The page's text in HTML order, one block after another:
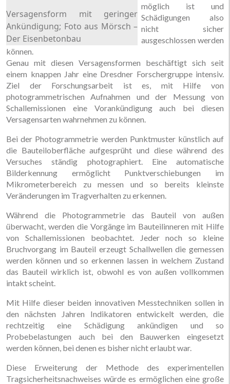
Versagensform mit geringer
Ankündigung; Foto aus Mörsch –
Der Eisenbetonbau
möglich ist und
Schädigungen also
nicht sicher
ausgeschlossen werden
können.
Genau mit diesen Versagensformen beschäftigt sich seit
einem knappen Jahr eine Dresdner Forschergruppe intensiv.
Ziel der Forschungsarbeit ist es, mit Hilfe von
photogrammetrischen Aufnahmen und der Messung von
Schallemissionen eine Vorankündigung auch bei diesen
Versagensarten wahrnehmen zu können.
Bei der Photogrammetrie werden Punktmuster künstlich auf
die Bauteiloberfläche aufgesprüht und diese während des
Versuches ständig photographiert. Eine automatische
Bilderkennung ermöglicht Punktverschiebungen im
Mikrometerbereich zu messen und so bereits kleinste
Veränderungen im Tragverhalten zu erkennen.
Während die Photogrammetrie das Bauteil von außen
überwacht, werden die Vorgänge im Bauteilinneren mit Hilfe
von Schallemissionen beobachtet. Jeder noch so kleine
Bruchvorgang im Bauteil erzeugt Schallwellen die gemessen
werden können und so erkennen lassen in welchem Zustand
das Bauteil wirklich ist, obwohl es von außen vollkommen
intakt scheint.
Mit Hilfe dieser beiden innovativen Messtechniken sollen in
den nächsten Jahren Indikatoren entwickelt werden, die
rechtzeitig eine Schädigung ankündigen und so
Probebelastungen auch bei den Bauwerken eingesetzt
werden können, bei denen es bisher nicht erlaubt war.
Diese Erweiterung der Methode des experimentellen
Tragsicherheitsnachweises würde es ermöglichen eine große